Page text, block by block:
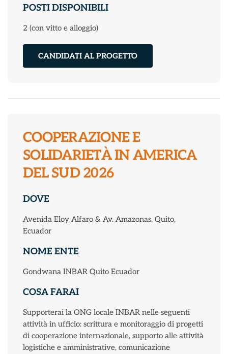
POSTI DISPONIBILI
2 (con vitto e alloggio)
CANDIDATI AL PROGETTO
COOPERAZIONE E
SOLIDARIETÀ IN AMERICA
DEL SUD 2026
DOVE
Avenida Eloy Alfaro & Av. Amazonas, Quito,
Ecuador
NOME ENTE
Gondwana INBAR Quito Ecuador
COSA FARAI
Supporterai la ONG locale INBAR nelle seguenti
attività in ufficio: scrittura e monitoraggio di progetti
di cooperazione internazionale, supporto alle attività
logistiche e amministrative, comunicazione